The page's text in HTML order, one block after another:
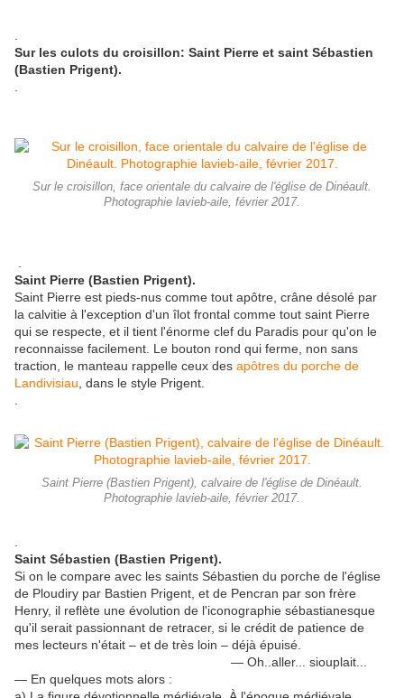
Sur les culots du croisillon: Saint Pierre et saint Sébastien
(Bastien Prigent).
Sur le croisillon, face orientale du calvaire de l'église de Dinéault.
Photographie lavieb-aile, février 2017.
Saint Pierre (Bastien Prigent).
Saint Pierre est pieds-nus comme tout apôtre, crâne désolé par
la calvitie à l'exception d'un îlot frontal comme tout saint Pierre
qui se respecte, et il tient l'énorme clef du Paradis pour qu'on le
reconnaisse facilement. Le bouton rond qui ferme, non sans
traction, le manteau rappelle ceux des apôtres du porche de
Landivisiau , dans le style Prigent.
Saint Pierre (Bastien Prigent), calvaire de l'église de Dinéault.
Photographie lavieb-aile, février 2017.
Saint Sébastien (Bastien Prigent).
Si on le compare avec les saints Sébastien du porche de l'église
de Ploudiry par Bastien Prigent, et de Pencran par son frère
Henry, il reflète une évolution de l'iconographie sébastianesque
qu'il serait passionnant de retracer, si le crédit de patience de
mes lecteurs n'était – et de très loin – déjà épuisé.
— Oh..aller... siouplait...
— En quelques mots alors :